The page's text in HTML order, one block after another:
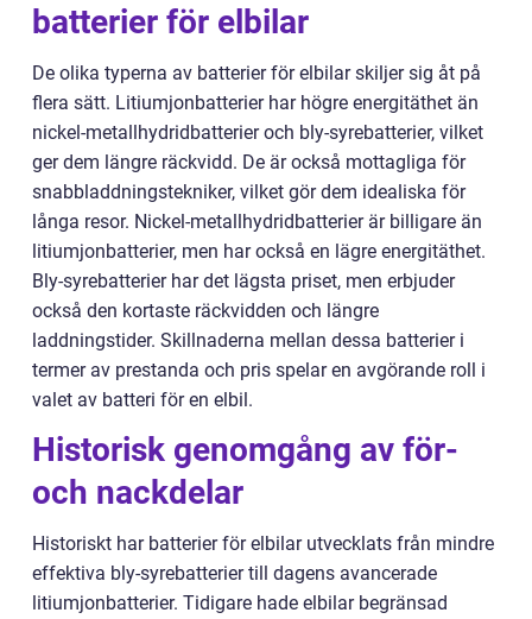
batterier för elbilar
De olika typerna av batterier för elbilar skiljer sig åt på
flera sätt. Litiumjonbatterier har högre energitäthet än
nickel-metallhydridbatterier och bly-syrebatterier, vilket
ger dem längre räckvidd. De är också mottagliga för
snabbladdningstekniker, vilket gör dem idealiska för
långa resor. Nickel-metallhydridbatterier är billigare än
litiumjonbatterier, men har också en lägre energitäthet.
Bly-syrebatterier har det lägsta priset, men erbjuder
också den kortaste räckvidden och längre
laddningstider. Skillnaderna mellan dessa batterier i
termer av prestanda och pris spelar en avgörande roll i
valet av batteri för en elbil.
Historisk genomgång av för-
och nackdelar
Historiskt har batterier för elbilar utvecklats från mindre
effektiva bly-syrebatterier till dagens avancerade
litiumjonbatterier. Tidigare hade elbilar begränsad